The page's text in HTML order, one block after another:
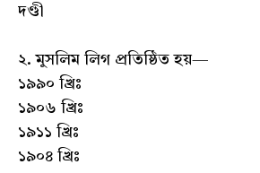
দণ্ডী
২. মুসলিম লিগ প্রতিষ্ঠিত হয়—
১৯৯০ খ্রিঃ
১৯০৬ খ্রিঃ
১৯১১ খ্রিঃ
১৯০৪ খ্রিঃ